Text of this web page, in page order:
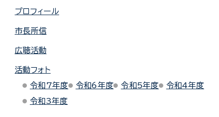
プロフィール
市長所信
広聴活動
活動フォト
令和7年度
令和6年度 令和5年度
令和4年度
令和3年度